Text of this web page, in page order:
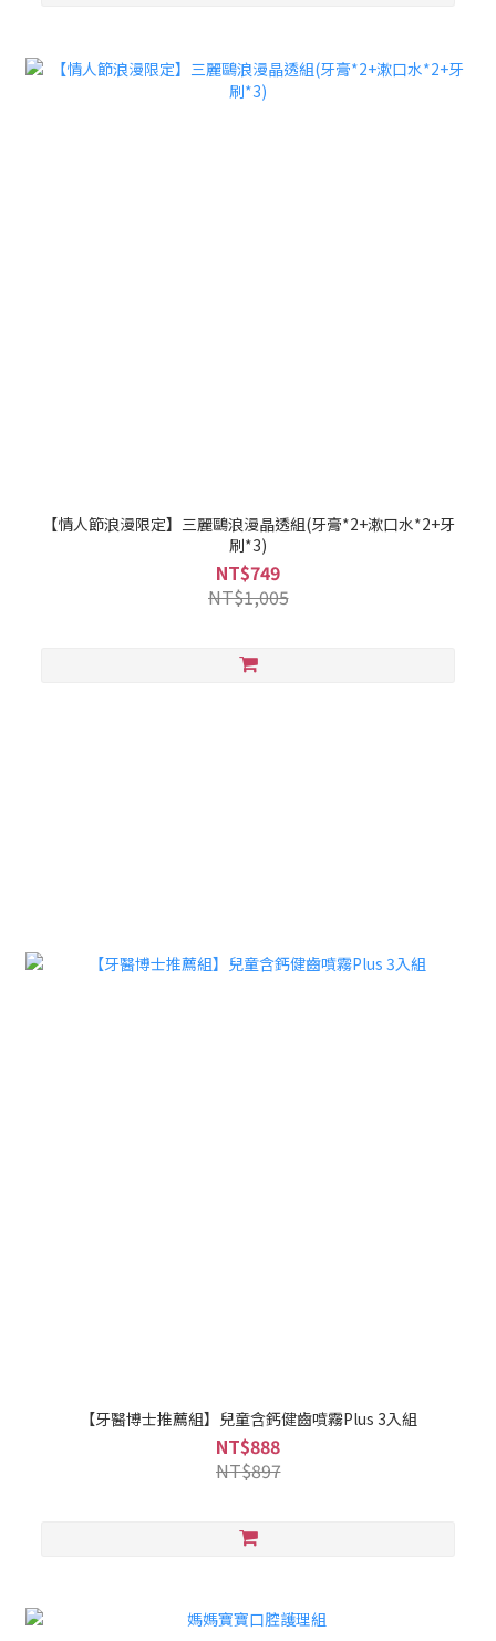
【情人節浪漫限定】三麗鷗浪漫晶透組(牙膏*2+漱口水*2+牙
刷*3)
NT$749
NT$1,005
【牙醫博士推薦組】兒童含鈣健齒噴霧Plus 3入組
NT$888
NT$897